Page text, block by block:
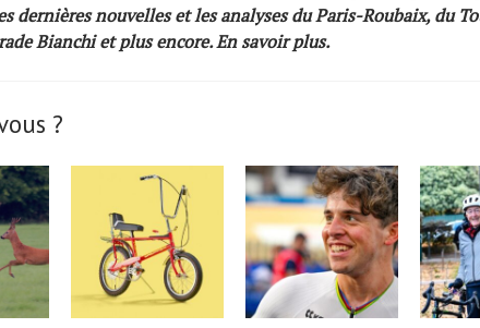
dernières nouvelles et les analyses du Paris-Roubaix, du
Bianchi et plus encore.En savoir plus.
?